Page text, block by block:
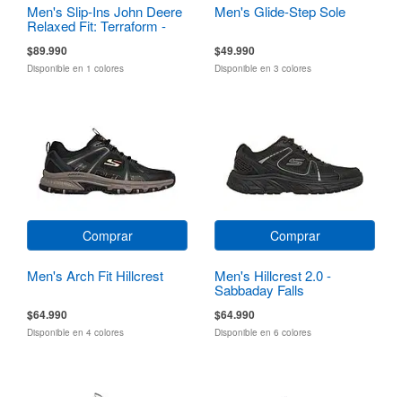
Men's Slip-Ins John Deere
Relaxed Fit: Terraform -
$89.990
Disponible en 1 colores
Men's Glide-Step Sole
$49.990
Disponible en 3 colores
Comprar
Men's Arch Fit Hillcrest
$64.990
Disponible en 4 colores
Comprar
Men's Hillcrest 2.0 -
Sabbaday Falls
$64.990
Disponible en 6 colores